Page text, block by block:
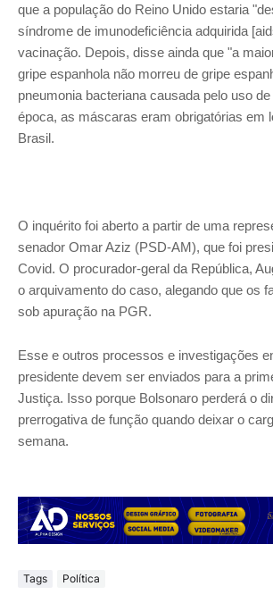
que a população do Reino Unido estaria
síndrome de imunodeficiência adquirida
vacinação. Depois, disse ainda que "a
gripe espanhola não morreu de gripe
pneumonia bacteriana causada pelo uso
época, as máscaras eram obrigatórias em
Brasil.
O inquérito foi aberto a partir de uma
senador Omar Aziz (PSD-AM), que foi
Covid. O procurador-geral da República,
o arquivamento do caso, alegando que os
sob apuração na PGR.
Esse e outros processos e investigações
presidente devem ser enviados para a
Justiça. Isso porque Bolsonaro perderá o
prerrogativa de função quando deixar o
semana.
Tags Política